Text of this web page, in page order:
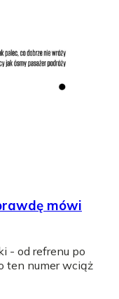
mówi
- od refrenu po
ten numer wciąż